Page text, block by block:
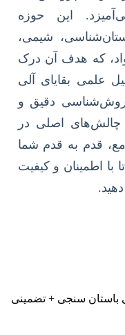
این حوزه
شیمی،
که هدف آن درک
علمی بقایای آلی
دقیق و
چالش‌های اصلی در
قدم به قدم شما
با اطمینان و کیفیت
دهید.